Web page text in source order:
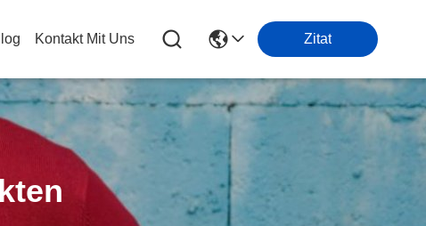
Kontakt Mit Uns Zitat